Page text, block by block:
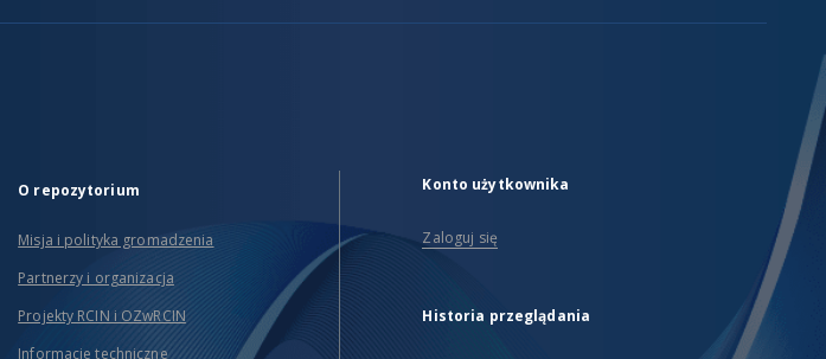
O repozytorium
Misja i polityka gromadzenia
Partnerzy i organizacja
Projekty RCIN i OZwRCIN
Informacje techniczne
Konto użytkownika
Zaloguj się
Historia przeglądania